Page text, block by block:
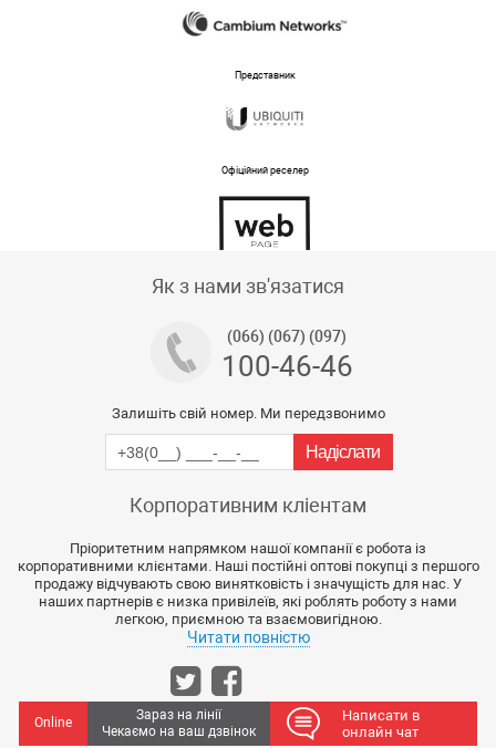
Представник
Офіційний реселер
Як з нами зв'язатися
(066) (067) (097)
100-46-46
Залишіть свій номер. Ми передзвонимо
Корпоративним кліентам
Пріоритетним напрямком нашої компанії є робота із
корпоративними клієнтами. Наші постійні оптові покупці з першого
продажу відчувають свою винятковість і значущість для нас. У
наших партнерів є низка привілеїв, які роблять роботу з нами
легкою, приємною та взаємовигідною.
Читати повністю
Online
Зараз на лінії
Чекаємо на ваш дзвінок
Написати в
онлайн чат